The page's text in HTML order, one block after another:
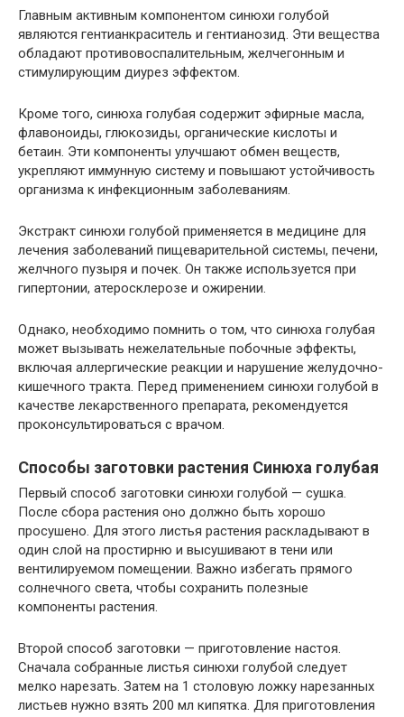
Главным активным компонентом синюхи голубой
являются гентианкраситель и гентианозид. Эти вещества
обладают противовоспалительным, желчегонным и
стимулирующим диурез эффектом.
Кроме того, синюха голубая содержит эфирные масла,
флавоноиды, глюкозиды, органические кислоты и
бетаин. Эти компоненты улучшают обмен веществ,
укрепляют иммунную систему и повышают устойчивость
организма к инфекционным заболеваниям.
Экстракт синюхи голубой применяется в медицине для
лечения заболеваний пищеварительной системы, печени,
желчного пузыря и почек. Он также используется при
гипертонии, атеросклерозе и ожирении.
Однако, необходимо помнить о том, что синюха голубая
может вызывать нежелательные побочные эффекты,
включая аллергические реакции и нарушение желудочно-
кишечного тракта. Перед применением синюхи голубой в
качестве лекарственного препарата, рекомендуется
проконсультироваться с врачом.
Способы заготовки растения Синюха голубая
Первый способ заготовки синюхи голубой — сушка.
После сбора растения оно должно быть хорошо
просушено. Для этого листья растения раскладывают в
один слой на простирню и высушивают в тени или
вентилируемом помещении. Важно избегать прямого
солнечного света, чтобы сохранить полезные
компоненты растения.
Второй способ заготовки — приготовление настоя.
Сначала собранные листья синюхи голубой следует
мелко нарезать. Затем на 1 столовую ложку нарезанных
листьев нужно взять 200 мл кипятка. Для приготовления